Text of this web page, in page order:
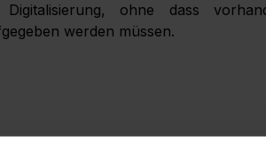
ohne dass
werden müssen.